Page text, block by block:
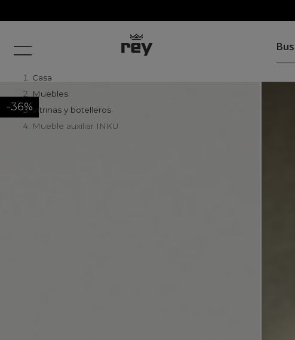
Casa
Muebles
Vitrinas y botelleros
Mueble auxiliar INKU
-36%